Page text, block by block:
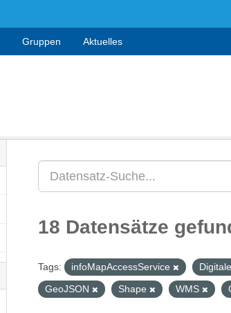
Gruppen Aktuelles
18 Datensätze
Tags: infoMapAccessService
GeoJSON
Shape WMS